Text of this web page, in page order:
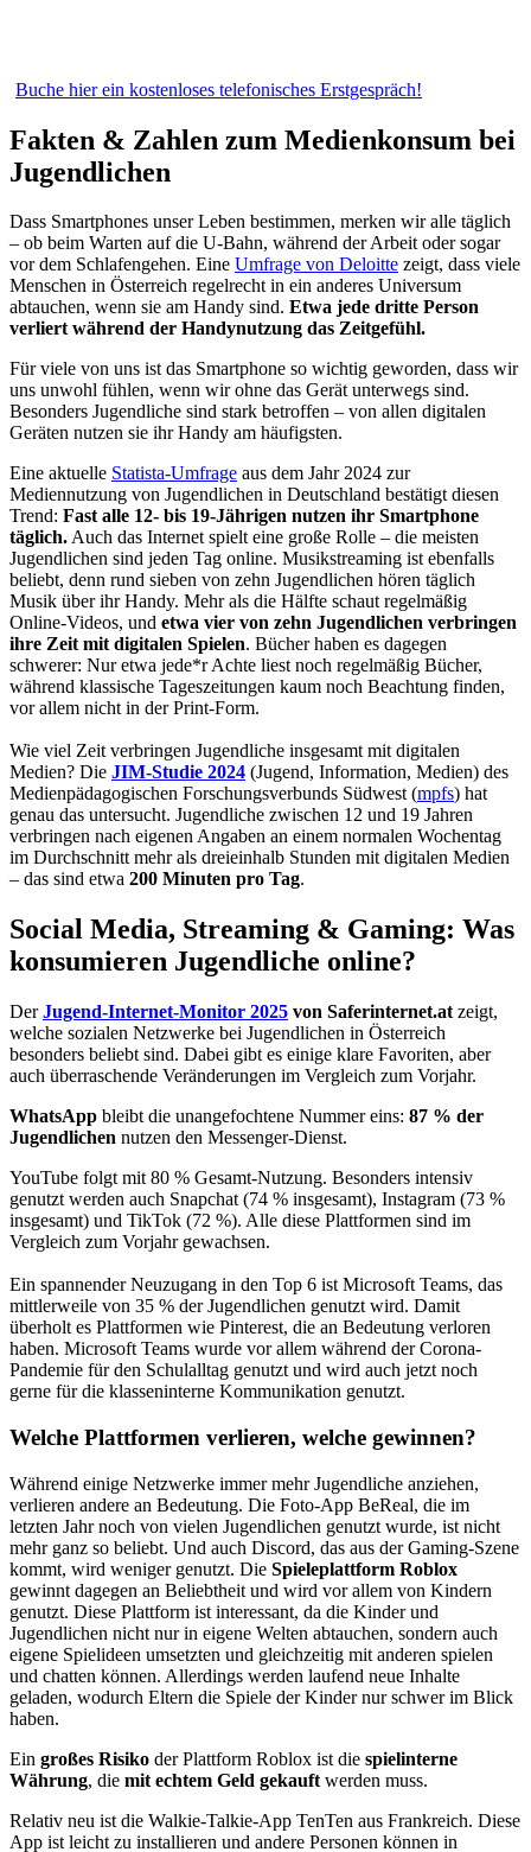
Buche hier ein kostenloses telefonisches Erstgespräch!
Fakten & Zahlen zum Medienkonsum bei
Jugendlichen
Dass Smartphones unser Leben bestimmen, merken wir alle täglich
– ob beim Warten auf die U-Bahn, während der Arbeit oder sogar
vor dem Schlafengehen. Eine Umfrage von Deloitte zeigt, dass viele
Menschen in Österreich regelrecht in ein anderes Universum
abtauchen, wenn sie am Handy sind. Etwa jede dritte Person
verliert während der Handynutzung das Zeitgefühl.
Für viele von uns ist das Smartphone so wichtig geworden, dass wir
uns unwohl fühlen, wenn wir ohne das Gerät unterwegs sind.
Besonders Jugendliche sind stark betroffen – von allen digitalen
Geräten nutzen sie ihr Handy am häufigsten.
Eine aktuelle Statista-Umfrage aus dem Jahr 2024 zur
Mediennutzung von Jugendlichen in Deutschland bestätigt diesen
Trend: Fast alle 12- bis 19-Jährigen nutzen ihr Smartphone
täglich.Auch das Internet spielt eine große Rolle – die meisten
Jugendlichen sind jeden Tag online. Musikstreaming ist ebenfalls
beliebt, denn rund sieben von zehn Jugendlichen hören täglich
Musik über ihr Handy. Mehr als die Hälfte schaut regelmäßig
Online-Videos, und etwa vier von zehn Jugendlichen verbringen
ihre Zeit mit digitalen Spielen. Bücher haben es dagegen
schwerer: Nur etwa jede*r Achte liest noch regelmäßig Bücher,
während klassische Tageszeitungen kaum noch Beachtung finden,
vor allem nicht in der Print-Form.
Wie viel Zeit verbringen Jugendliche insgesamt mit digitalen
Medien? Die JIM-Studie 2024 (Jugend, Information, Medien) des
Medienpädagogischen Forschungsverbunds Südwest (mpfs) hat
genau das untersucht. Jugendliche zwischen 12 und 19 Jahren
verbringen nach eigenen Angaben an einem normalen Wochentag
im Durchschnitt mehr als dreieinhalb Stunden mit digitalen Medien
– das sind etwa 200 Minuten pro Tag.
Social Media, Streaming & Gaming: Was
konsumieren Jugendliche online?
Der Jugend-Internet-Monitor 2025 von Saferinternet.at zeigt,
welche sozialen Netzwerke bei Jugendlichen in Österreich
besonders beliebt sind. Dabei gibt es einige klare Favoriten, aber
auch überraschende Veränderungen im Vergleich zum Vorjahr.
WhatsApp bleibt die unangefochtene Nummer eins: 87 % der
Jugendlichen nutzen den Messenger-Dienst.
YouTube folgt mit 80 % Gesamt-Nutzung. Besonders intensiv
genutzt werden auch Snapchat (74 % insgesamt), Instagram (73 %
insgesamt) und TikTok (72 %). Alle diese Plattformen sind im
Vergleich zum Vorjahr gewachsen.
Ein spannender Neuzugang in den Top 6 ist Microsoft Teams, das
mittlerweile von 35 % der Jugendlichen genutzt wird. Damit
überholt es Plattformen wie Pinterest, die an Bedeutung verloren
haben. Microsoft Teams wurde vor allem während der Corona-
Pandemie für den Schulalltag genutzt und wird auch jetzt noch
gerne für die klasseninterne Kommunikation genutzt.
Welche Plattformen verlieren, welche gewinnen?
Während einige Netzwerke immer mehr Jugendliche anziehen,
verlieren andere an Bedeutung. Die Foto-App BeReal, die im
letzten Jahr noch von vielen Jugendlichen genutzt wurde, ist nicht
mehr ganz so beliebt. Und auch Discord, das aus der Gaming-Szene
kommt, wird weniger genutzt. Die Spieleplattform Roblox
gewinnt dagegen an Beliebtheit und wird vor allem von Kindern
genutzt. Diese Plattform ist interessant, da die Kinder und
Jugendlichen nicht nur in eigene Welten abtauchen, sondern auch
eigene Spielideen umsetzten und gleichzeitig mit anderen spielen
und chatten können. Allerdings werden laufend neue Inhalte
geladen, wodurch Eltern die Spiele der Kinder nur schwer im Blick
haben.
Ein großes Risiko der Plattform Roblox ist die spielinterne
Währung, die mit echtem Geld gekauft werden muss.
Relativ neu ist die Walkie-Talkie-App TenTen aus Frankreich. Diese
App ist leicht zu installieren und andere Personen können in